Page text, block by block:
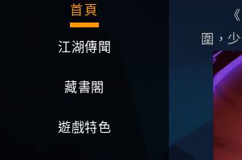
首頁
江湖傳聞
藏書閣
遊戲特色
《無
圍，